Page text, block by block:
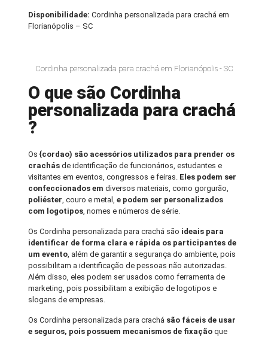
Disponibilidade:Cordinha personalizada para crachá em
Florianópolis – SC
Cordinha personalizada para crachá em Florianópolis - SC
O que são Cordinha
personalizada para crachá
?
Os {cordao) são acessórios utilizados para prender os
crachás de identificação de funcionários, estudantes e
visitantes em eventos, congressos e feiras. Eles podem ser
confeccionados emdiversos materiais, como gorgurão,
poliéster, couro e metal,e podem ser personalizados
com logotipos, nomes e números de série.
Os Cordinha personalizada para crachá são ideais para
identificar de forma clara e rápida os participantes de
um evento, além de garantir a segurança do ambiente, pois
possibilitam a identificação de pessoas não autorizadas.
Além disso, eles podem ser usados como ferramenta de
marketing, pois possibilitam a exibição de logotipos e
slogans de empresas.
Os Cordinha personalizada para crachá são fáceis de usar
e seguros, pois possuem mecanismos de fixação que